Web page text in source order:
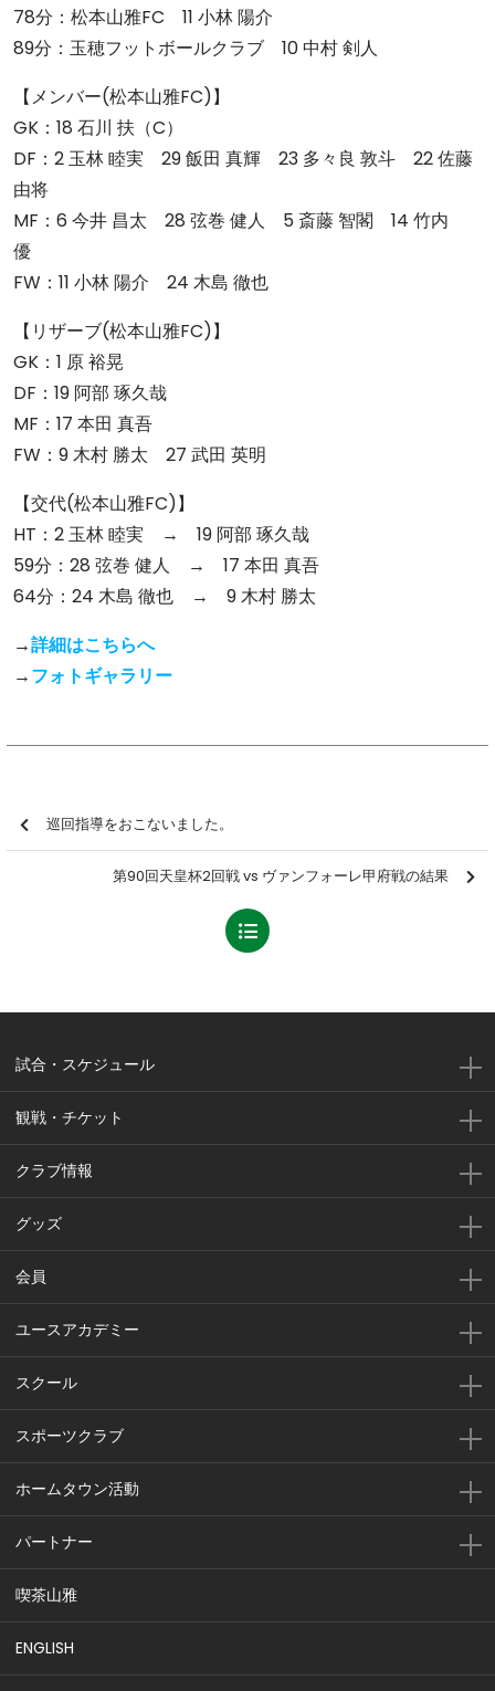
78分：松本山雅FC 11 小林 陽介
89分：玉穂フットボールクラブ 10 中村 剣人
【メンバー(松本山雅FC)】
GK：18 石川 扶（C）
DF：2 玉林 睦実 29 飯田 真輝 23 多々良 敦斗 22 佐藤
由将
MF：6 今井 昌太 28 弦巻 健人 5 斎藤 智閣 14 竹内
優
FW：11 小林 陽介 24 木島 徹也
【リザーブ(松本山雅FC)】
GK：1 原 裕晃
DF：19 阿部 琢久哉
MF：17 本田 真吾
FW：9 木村 勝太 27 武田 英明
【交代(松本山雅FC)】
HT：2 玉林 睦実 → 19 阿部 琢久哉
59分：28 弦巻 健人 → 17 本田 真吾
64分：24 木島 徹也 → 9 木村 勝太
→詳細はこちらへ
→フォトギャラリー
巡回指導をおこないました。
第90回天皇杯2回戦 vs ヴァンフォーレ甲府戦の結果
試合・スケジュール
観戦・チケット
クラブ情報
グッズ
会員
ユースアカデミー
スクール
スポーツクラブ
ホームタウン活動
パートナー
喫茶山雅
ENGLISH